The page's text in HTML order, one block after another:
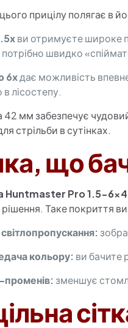
прицілу полягає в
ви отримуєте широке
швидко
6хдає можливість
в лісостепу.
42 мм забезпечує
стрільби в сутінках.
що
Huntmaster Pro 1.5-
Таке покриття
кольору: ви бачите
променів: зменшує